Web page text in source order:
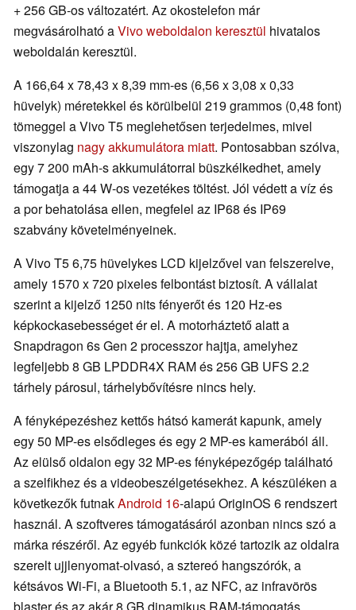
+ 256 GB-os változatért. Az okostelefon már
megvásárolható aVivo weboldalon keresztül hivatalos
weboldalán keresztül.
A 166,64 x 78,43 x 8,39 mm-es (6,56 x 3,08 x 0,33
hüvelyk) méretekkel és körülbelül 219 grammos (0,48 font)
tömeggel a Vivo T5 meglehetősen terjedelmes, mivel
viszonylag nagy akkumulátora miatt. Pontosabban szólva,
egy 7 200 mAh-s akkumulátorral büszkélkedhet, amely
támogatja a 44 W-os vezetékes töltést. Jól védett a víz és
a por behatolása ellen, megfelel az IP68 és IP69
szabvány követelményeinek.
A Vivo T5 6,75 hüvelykes LCD kijelzővel van felszerelve,
amely 1570 x 720 pixeles felbontást biztosít. A vállalat
szerint a kijelző 1250 nits fényerőt és 120 Hz-es
képkockasebességet ér el. A motorháztető alatt a
Snapdragon 6s Gen 2 processzor hajtja, amelyhez
legfeljebb 8 GB LPDDR4X RAM és 256 GB UFS 2.2
tárhely párosul, tárhelybővítésre nincs hely.
A fényképezéshez kettős hátsó kamerát kapunk, amely
egy 50 MP-es elsődleges és egy 2 MP-es kamerából áll.
Az elülső oldalon egy 32 MP-es fényképezőgép található
a szelfikhez és a videobeszélgetésekhez. A készüléken a
következők futnakAndroid 16-alapú OriginOS 6 rendszert
használ. A szoftveres támogatásáról azonban nincs szó a
márka részéről. Az egyéb funkciók közé tartozik az oldalra
szerelt ujjlenyomat-olvasó, a sztereó hangszórók, a
kétsávos Wi-Fi, a Bluetooth 5.1, az NFC, az infravörös